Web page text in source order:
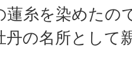
蓮糸を染めたの
丹の名所として